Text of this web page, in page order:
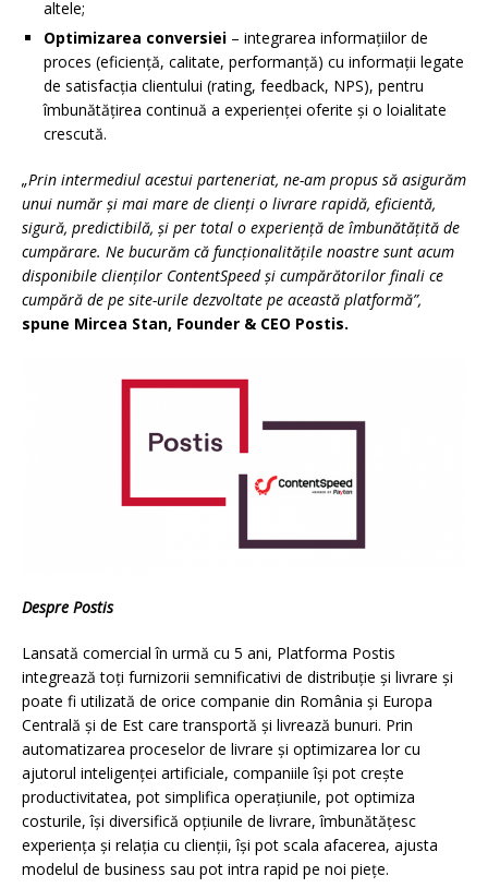
altele;
Optimizarea conversiei – integrarea informațiilor de
proces (eficiență, calitate, performanță) cu informații legate
de satisfacția clientului (rating, feedback, NPS), pentru
îmbunătățirea continuă a experienței oferite și o loialitate
crescută.
„Prin intermediul acestui parteneriat, ne-am propus să asigurăm
unui număr și mai mare de clienți o livrare rapidă, eficientă,
sigură, predictibilă, și per total o experiență de îmbunătățită de
cumpărare. Ne bucurăm că funcționalitățile noastre sunt acum
disponibile clienților ContentSpeed și cumpărătorilor finali ce
cumpără de pe site-urile dezvoltate pe această platformă”,
spune Mircea Stan, Founder & CEO Postis.
Despre Postis
Lansată comercial în urmă cu 5 ani, Platforma Postis
integrează toți furnizorii semnificativi de distribuție și livrare și
poate fi utilizată de orice companie din România și Europa
Centrală și de Est care transportă și livrează bunuri. Prin
automatizarea proceselor de livrare și optimizarea lor cu
ajutorul inteligenței artificiale, companiile își pot crește
productivitatea, pot simplifica operațiunile, pot optimiza
costurile, își diversifică opțiunile de livrare, îmbunătățesc
experiența și relația cu clienții, își pot scala afacerea, ajusta
modelul de business sau pot intra rapid pe noi piețe.